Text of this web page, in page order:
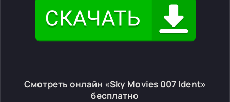
Смотреть онлайн «Sky Movies 007 Ident»
бесплатно